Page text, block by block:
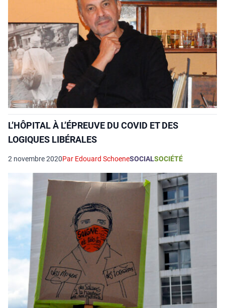
L’HÔPITAL À L’ÉPREUVE DU COVID ET DES
LOGIQUES LIBÉRALES
2 novembre 2020Par Edouard SchoeneSOCIALSOCIÉTÉ